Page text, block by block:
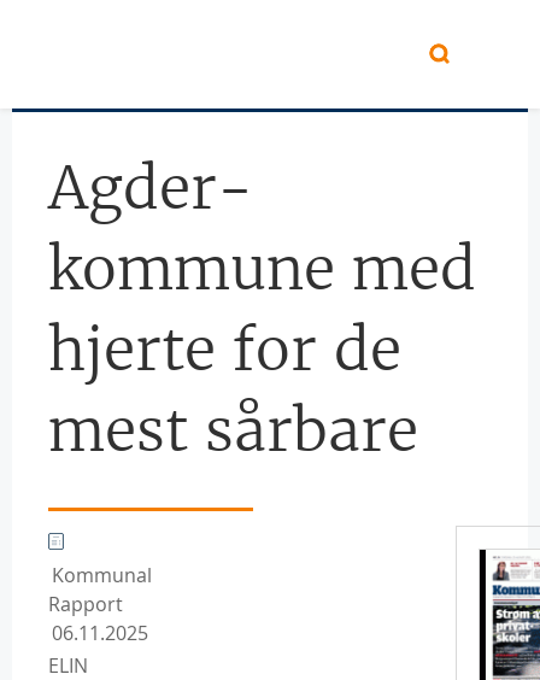
Agder-
kommune med
hjerte for de
mest sårbare
Kommunal
Rapport
06.11.2025
ELIN